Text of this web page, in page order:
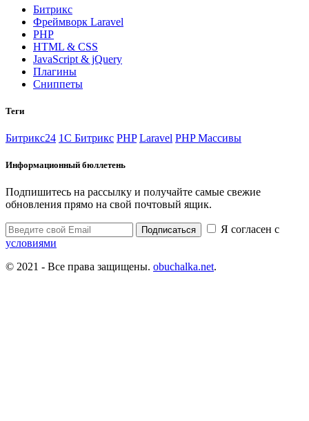
Битрикс
Фреймворк Laravel
PHP
HTML & CSS
JavaScript & jQuery
Плагины
Сниппеты
Теги
Битрикс24 1С Битрикс PHP Laravel PHP Массивы
Информационный бюллетень
Подпишитесь на рассылку и получайте самые свежие
обновления прямо на свой почтовый ящик.
Подписаться
Я согласен с
условиями
© 2021 - Все права защищены. obuchalka.net.